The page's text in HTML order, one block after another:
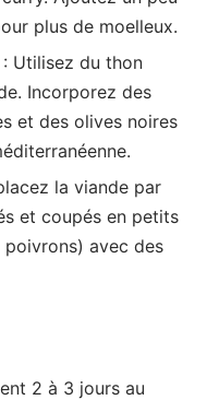
plus de moelleux.
: Utilisez du thon
Incorporez des
et des olives noires
la viande par
et coupés en petits
avec des
2 à 3 jours au